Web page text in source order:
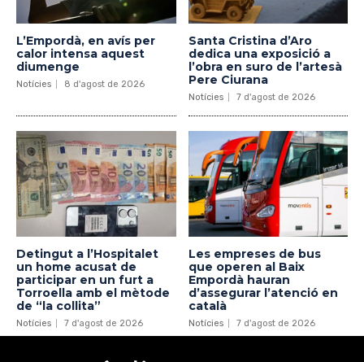
L’Empordà, en avís per
calor intensa aquest
diumenge
Notícies 8 d'agost de 2026
Santa Cristina d’Aro
dedica una exposició a
l’obra en suro de l’artesà
Pere Ciurana
Notícies 7 d'agost de 2026
Detingut a l’Hospitalet
un home acusat de
participar en un furt a
Torroella amb el mètode
de “la collita”
Notícies 7 d'agost de 2026
Les empreses de bus
que operen al Baix
Empordà hauran
d’assegurar l’atenció en
català
Notícies 7 d'agost de 2026